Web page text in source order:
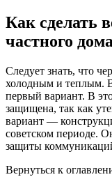
Как сделать
частного
Следует знать, что
холодным и теплым. В
первый вариант. В
защищена, так как
вариант —
советском периоде.
защиты
Вернуться к